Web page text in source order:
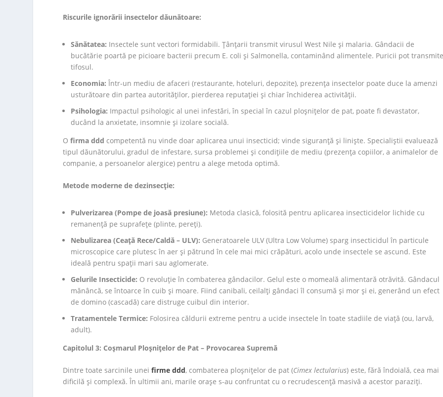
Riscurile ignorării insectelor dăunătoare:
Sănătatea: Insectele sunt vectori formidabili. Țânțarii transmit virusul West Nile și malaria. Gândacii de
bucătărie poartă pe picioare bacterii precum E. coli și Salmonella, contaminând alimentele. Puricii pot
tifosul.
Economia: Într-un mediu de afaceri (restaurante, hoteluri, depozite), prezența insectelor poate duce la amenzi
usturătoare din partea autorităților, pierderea reputației și chiar închiderea activității.
Psihologia: Impactul psihologic al unei infestări, în special în cazul ploșnițelor de pat, poate fi devastator,
ducând la anxietate, insomnie și izolare socială.
Ofirma ddd competentă nu vinde doar aplicarea unui insecticid; vinde siguranță și liniște. Specialiștii evaluează
tipul dăunătorului, gradul de infestare, sursa problemei și condițiile de mediu (prezența copiilor, a animalelor de
companie, a persoanelor alergice) pentru a alege metoda optimă.
Metode moderne de dezinsecție:
Pulverizarea (Pompe de joasă presiune): Metoda clasică, folosită pentru aplicarea insecticidelor lichide cu
remanență pe suprafețe (plinte, pereți).
Nebulizarea (Ceață Rece/Caldă – ULV): Generatoarele ULV (Ultra Low Volume) sparg insecticidul în particule
microscopice care plutesc în aer și pătrund în cele mai mici crăpături, acolo unde insectele se ascund. Este
ideală pentru spații mari sau aglomerate.
Gelurile Insecticide: O revoluție în combaterea gândacilor. Gelul este o momeală alimentară otrăvită. Gândacul
mănâncă, se întoarce în cuib și moare. Fiind canibali, ceilalți gândaci îl consumă și mor și ei, generând un efect
de domino (cascadă) care distruge cuibul din interior.
Tratamentele Termice: Folosirea căldurii extreme pentru a ucide insectele în toate stadiile de viață (ou, larvă,
adult).
Capitolul 3: Coșmarul Ploșnițelor de Pat – Provocarea Supremă
Dintre toate sarcinile uneifirme ddd, combaterea ploșnițelor de pat (Cimex lectularius) este, fără îndoială, cea mai
dificilă și complexă. În ultimii ani, marile orașe s-au confruntat cu o recrudescență masivă a acestor paraziți.